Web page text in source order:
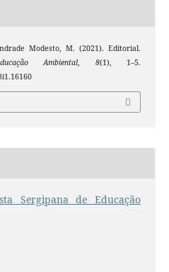
Modesto, M. (2021). Editorial.
Ambiental, 8(1), 1–5.
Sergipana de Educação